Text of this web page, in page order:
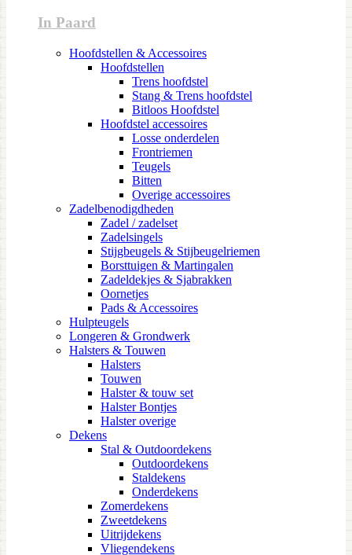
In Paard
Hoofdstellen & Accessoires
Hoofdstellen
Trens hoofdstel
Stang & Trens hoofdstel
Bitloos Hoofdstel
Hoofdstel accessoires
Losse onderdelen
Frontriemen
Teugels
Bitten
Overige accessoires
Zadelbenodigdheden
Zadel / zadelset
Zadelsingels
Stijgbeugels & Stijbeugelriemen
Borsttuigen & Martingalen
Zadeldekjes & Sjabrakken
Oornetjes
Pads & Accessoires
Hulpteugels
Longeren & Grondwerk
Halsters & Touwen
Halsters
Touwen
Halster & touw set
Halster Bontjes
Halster overige
Dekens
Stal & Outdoordekens
Outdoordekens
Staldekens
Onderdekens
Zomerdekens
Zweetdekens
Uitrijdekens
Vliegendekens